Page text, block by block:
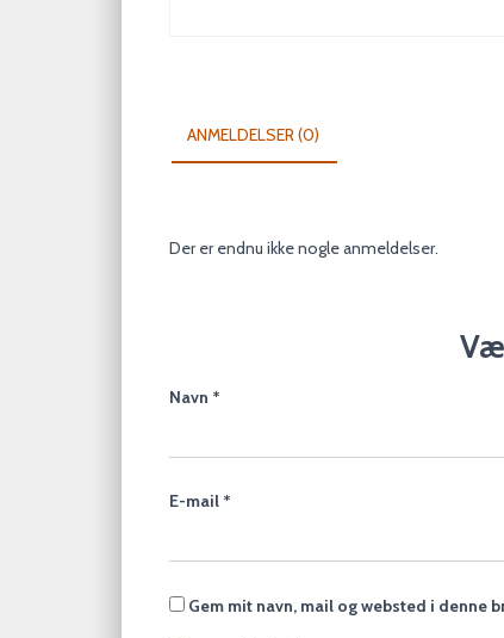
ANMELDELSER (0)
Der er endnu ikke nogle anmeldelser.
Navn *
E-mail *
Gem mit navn, mail og websted i denne